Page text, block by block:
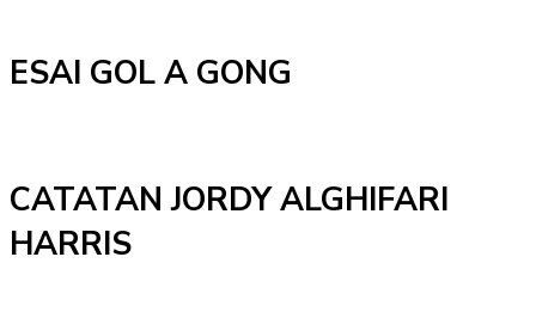
ESAI GOL A GONG
CATATAN JORDY ALGHIFARI
HARRIS